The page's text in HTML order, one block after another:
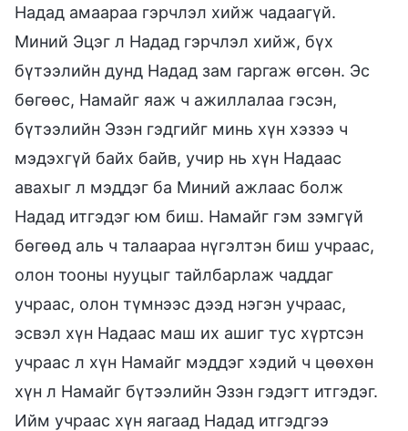
Надад амаараа гэрчлэл хийж чадаагүй.
Миний Эцэг л Надад гэрчлэл хийж, бүх
бүтээлийн дунд Надад зам гаргаж өгсөн. Эс
бөгөөс, Намайг яаж ч ажиллалаа гэсэн,
бүтээлийн Эзэн гэдгийг минь хүн хэзээ ч
мэдэхгүй байх байв, учир нь хүн Надаас
авахыг л мэддэг ба Миний ажлаас болж
Надад итгэдэг юм биш. Намайг гэм зэмгүй
бөгөөд аль ч талаараа нүгэлтэн биш учраас,
олон тооны нууцыг тайлбарлаж чаддаг
учраас, олон түмнээс дээд нэгэн учраас,
эсвэл хүн Надаас маш их ашиг тус хүртсэн
учраас л хүн Намайг мэддэг хэдий ч цөөхөн
хүн л Намайг бүтээлийн Эзэн гэдэгт итгэдэг.
Ийм учраас хүн яагаад Надад итгэдгээ